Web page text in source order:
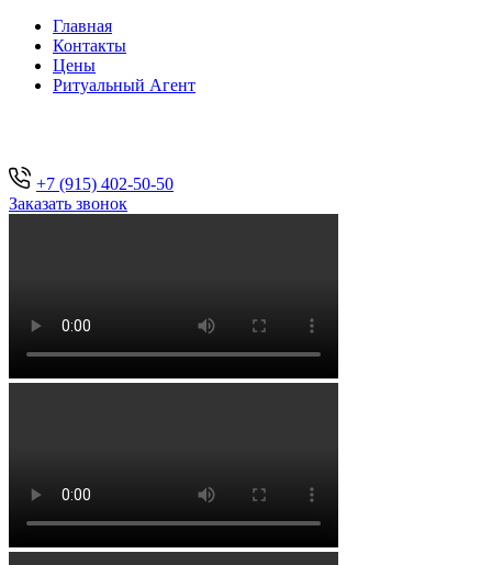
Главная
Контакты
Цены
Ритуальный Агент
+7 (915) 402-50-50
Заказать звонок